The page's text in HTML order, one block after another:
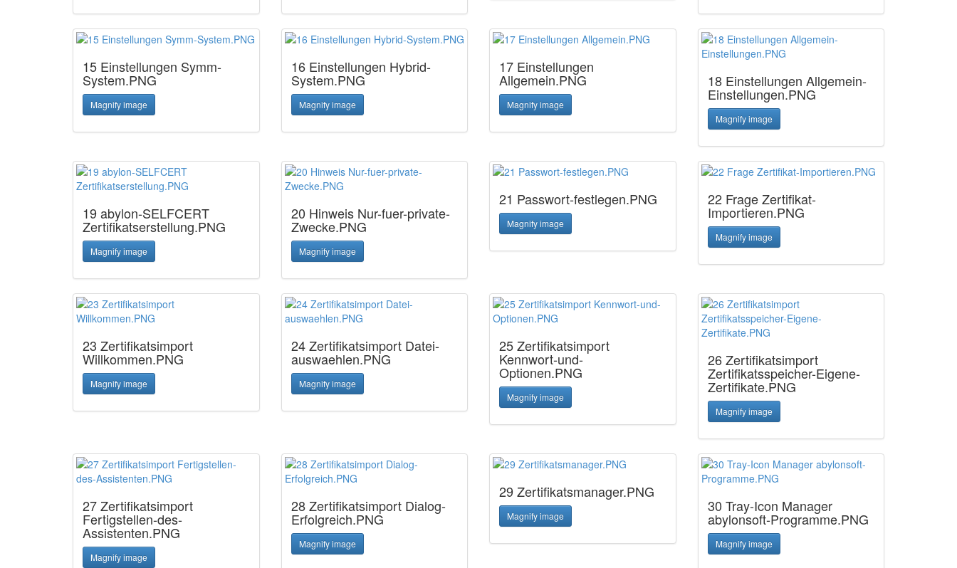
15 Einstellungen Symm-
System.PNG
Magnify image
16 Einstellungen Hybrid-
System.PNG
Magnify image
17 Einstellungen
Allgemein.PNG
Magnify image
18 Einstellungen Allgemein-
Einstellungen.PNG
Magnify image
19 abylon-SELFCERT
Zertifikatserstellung.PNG
Magnify image
20 Hinweis Nur-fuer-private-
Zwecke.PNG
Magnify image
21 Passwort-festlegen.PNG
Magnify image
22 Frage Zertifikat-
Importieren.PNG
Magnify image
23 Zertifikatsimport
Willkommen.PNG
Magnify image
24 Zertifikatsimport Datei-
auswaehlen.PNG
Magnify image
25 Zertifikatsimport
Kennwort-und-
Optionen.PNG
Magnify image
26 Zertifikatsimport
Zertifikatsspeicher-Eigene-
Zertifikate.PNG
Magnify image
27 Zertifikatsimport
Fertigstellen-des-
Assistenten.PNG
Magnify image
28 Zertifikatsimport Dialog-
Erfolgreich.PNG
Magnify image
29 Zertifikatsmanager.PNG
Magnify image
30 Tray-Icon Manager
abylonsoft-Programme.PNG
Magnify image